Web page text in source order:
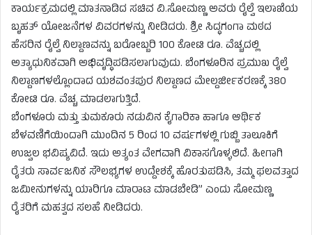
ಕಾರ್ಯಕ್ರಮದಲ್ಲಿ ಮಾತನಾಡಿದ ಸಚಿವ ವಿ.ಸೋಮಣ್ಣ ಅವರು ರೈಲ್ವೆ ಇಲಾಖೆಯ
ಬೃಹತ್ ಯೋಜನೆಗಳ ವಿವರಗಳನ್ನು ನೀಡಿದರು. ಶ್ರೀ ಸಿದ್ಧಗಂಗಾ ಮಠದ
ಹೆಸರಿನ ರೈಲ್ವೆ ನಿಲ್ದಾಣವನ್ನು ಬರೋಬ್ಬರಿ 100 ಕೋಟಿ ರೂ. ವೆಚ್ಚದಲ್ಲಿ
ಅತ್ಯಾಧುನಿಕವಾಗಿ ಅಭಿವೃದ್ಧಿಪಡಿಸಲಾಗುವುದು. ಬೆಂಗಳೂರಿನ ಪ್ರಮುಖ ರೈಲ್ವೆ
ನಿಲ್ದಾಣಗಳಲ್ಲೊಂದಾದ ಯಶವಂತಪುರ ನಿಲ್ದಾಣದ ಮೇಲ್ದರ್ಜೀಕರಣಕ್ಕೆ 380
ಕೋಟಿ ರೂ. ವೆಚ್ಚ ಮಾಡಲಾಗುತ್ತಿದೆ.
ಬೆಂಗಳೂರು ಮತ್ತು ತುಮಕೂರು ನಡುವಿನ ಕೈಗಾರಿಕಾ ಹಾಗೂ ಆರ್ಥಿಕ
ಬೆಳವಣಿಗೆಯಿಂದಾಗಿ ಮುಂದಿನ 5 ರಿಂದ 10 ವರ್ಷಗಳಲ್ಲಿ ಗುಬ್ಬಿ ತಾಲೂಕಿಗೆ
ಉಜ್ವಲ ಭವಿಷ್ಯವಿದೆ. ಇದು ಅತ್ಯಂತ ವೇಗವಾಗಿ ವಿಕಾಸಗೊಳ್ಳಲಿದೆ. ಹೀಗಾಗಿ
ರೈತರು ಸಾರ್ವಜನಿಕ ಸೌಲಭ್ಯಗಳ ಉದ್ದೇಶಕ್ಕೆ ಹೊರತುಪಡಿಸಿ, ತಮ್ಮ ಫಲವತ್ತಾದ
ಜಮೀನುಗಳನ್ನು ಯಾರಿಗೂ ಮಾರಾಟ ಮಾಡಬೇಡಿ” ಎಂದು ಸೋಮಣ್ಣ
ರೈತರಿಗೆ ಮಹತ್ವದ ಸಲಹೆ ನೀಡಿದರು.